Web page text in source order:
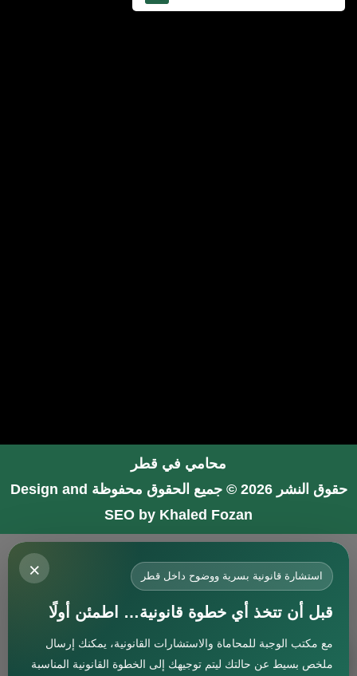
محامي في قطر
حقوق النشر 2026 © جميع الحقوق محفوظة
Design and
SEO by Khaled Fozan
استشارة
× استشارة قانونية بسرية ووضوح داخل قطر
قبل أن تتخذ أي خطوة قانونية… اطمئن أولًا
مع مكتب الوجبة للمحاماة والاستشارات القانونية، يمكنك إرسال
ملخص بسيط عن حالتك ليتم توجيهك إلى الخطوة القانونية المناسبة
محامي في جدة
محامي في الرياض شاطر
محامي في المدينة المنورة
المحامي صنيتان السبيعي
افضل محامي في جدة